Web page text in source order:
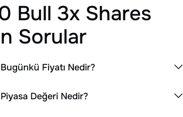
Bull 3x Shares
Sorular
Fiyatı Nedir?
Değeri Nedir?